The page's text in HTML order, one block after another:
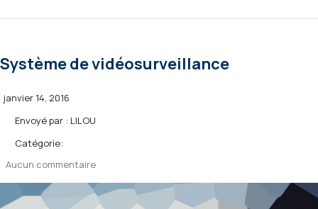
Système de vidéosurveillance
janvier 14, 2016
Envoyé par : LILOU
Catégorie:
Aucun commentaire